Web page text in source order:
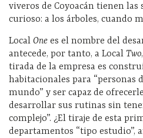
viveros de Coyoacán tienen las
curioso: a los árboles, cuando
Local One es el nombre del
antecede, por tanto, a Local Two,
tirada de la empresa es
habitacionales para “personas
mundo” y ser capaz de
desarrollar sus rutinas sin
complejo”. ¿El tiraje de esta
departamentos “tipo estudio”,